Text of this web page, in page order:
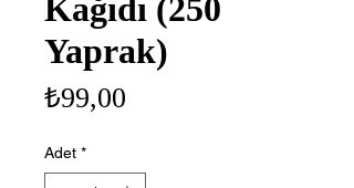
Kağıdı (250
Yaprak)
₺99,00
Adet *